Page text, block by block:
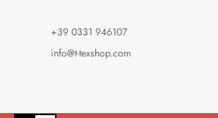
+39 0331 946107
info@t-texshop.com